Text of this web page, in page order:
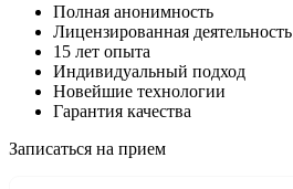
Полная анонимность
Лицензированная деятельность
15 лет опыта
Индивидуальный подход
Новейшие технологии
Гарантия качества
Записаться на прием